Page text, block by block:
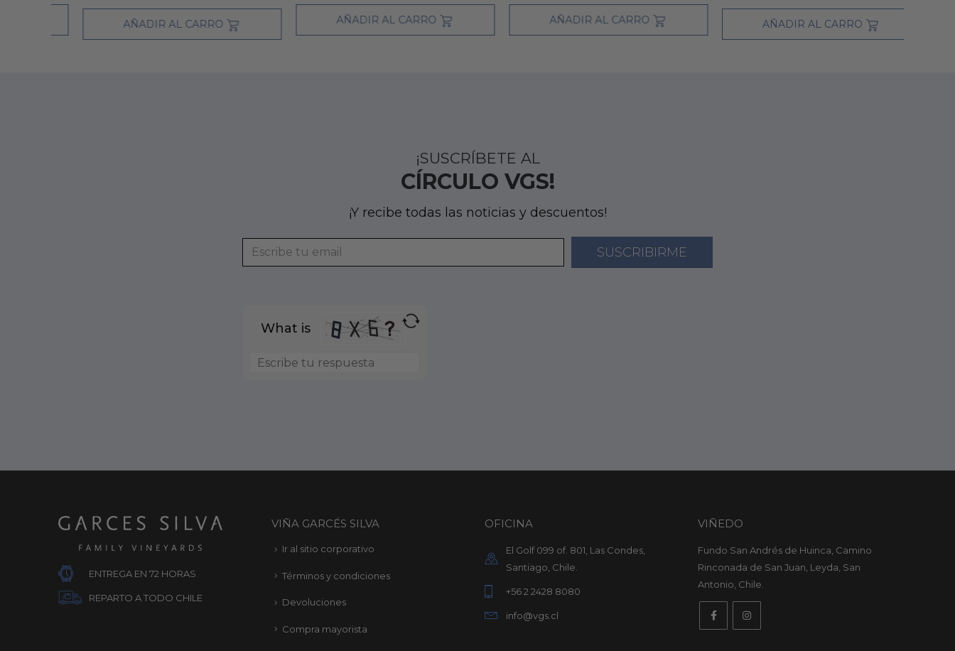
AÑADIR AL CARRO AÑADIR AL CARRO AÑADIR AL CARRO AÑADIR AL CARRO
¡SUSCRÍBETE AL
CÍRCULO VGS!
¡Y recibe todas las noticias y descuentos!
What is
ENTREGA EN 72 HORAS
REPARTO A TODO CHILE
VIÑA GARCÉS SILVA
Ir al sitio corporativo
Términos y condiciones
Devoluciones
Compra mayorista
OFICINA
El Golf 099 of. 801, Las Condes,
Santiago, Chile.
+56 2 2428 8080
info@vgs.cl
VIÑEDO
Fundo San Andrés de Huinca, Camino
Rinconada de San Juan, Leyda, San
Antonio, Chile.